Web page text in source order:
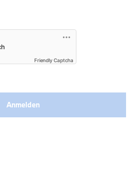
Friendly Captcha